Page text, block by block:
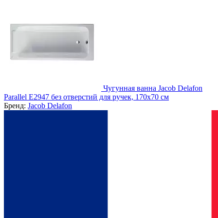
Чугунная ванна Jacob Delafon
Parallel E2947 без отверстий для ручек, 170х70 см
Бренд: Jacob Delafon